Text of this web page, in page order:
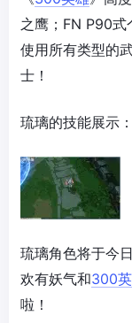
之鹰；FN P90
使用所有类型的
士！
琉璃的技能展示：
琉璃角色将于今
欢有妖气和300
啦！